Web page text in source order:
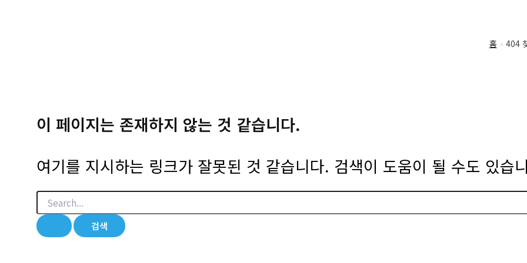
홈 404
이 페이지는 존재하지 않는 것 같습니다.
여기를 지시하는 링크가 잘못된 것 같습니다. 검색이 도움이 될 수도 있습
검
대
상